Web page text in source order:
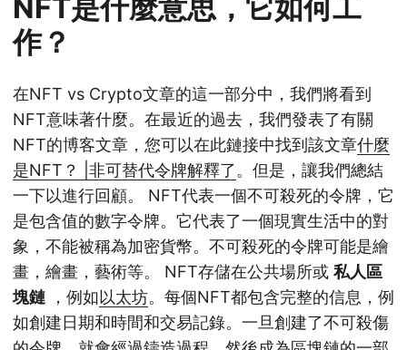
NFT是什麼意思，它如何工
作？
在NFT vs Crypto文章的這一部分中，我們將看到
NFT意味著什麼。在最近的過去，我們發表了有關
NFT的博客文章，您可以在此鏈接中找到該文章什麼
是NFT？ |非可替代令牌解釋了。但是，讓我們總結
一下以進行回顧。 NFT代表一個不可殺死的令牌，它
是包含值的數字令牌。它代表了一個現實生活中的對
象，不能被稱為加密貨幣。不可殺死的令牌可能是繪
畫，繪畫，藝術等。 NFT存儲在公共場所或 私人區
塊鏈 ，例如以太坊。每個NFT都包含完整的信息，例
如創建日期和時間和交易記錄。一旦創建了不可殺傷